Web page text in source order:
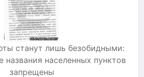
станут лишь безобидными:
названия населенных пунктов
запрещены